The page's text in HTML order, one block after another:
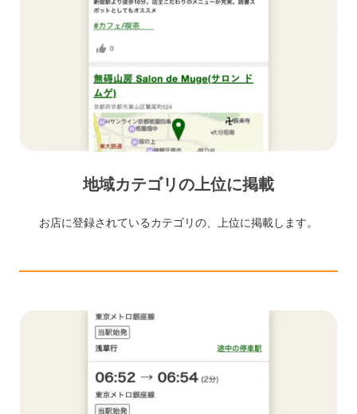
地域カテゴリの上位に掲載
お店に登録されているカテゴリの、上位に掲載します。